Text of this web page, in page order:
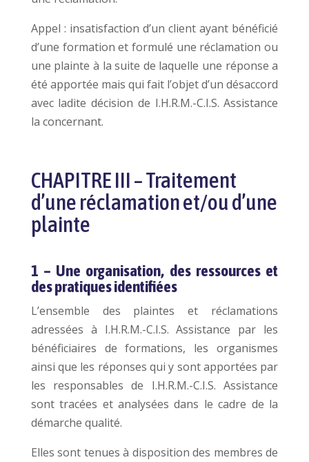
Appel : insatisfaction d’un client ayant bénéficié
d’une formation et formulé une réclamation ou
une plainte à la suite de laquelle une réponse a
été apportée mais qui fait l’objet d’un désaccord
avec ladite décision de I.H.R.M.-C.I.S. Assistance
la concernant.
CHAPITRE III – Traitement
d’une réclamation et/ou d’une
plainte
1 – Une organisation, des ressources et
des pratiques identifiées
L’ensemble des plaintes et réclamations
adressées à I.H.R.M.-C.I.S. Assistance par les
bénéficiaires de formations, les organismes
ainsi que les réponses qui y sont apportées par
les responsables de I.H.R.M.-C.I.S. Assistance
sont tracées et analysées dans le cadre de la
démarche qualité.
Elles sont tenues à disposition des membres de